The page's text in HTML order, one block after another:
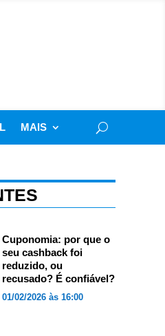
MAIS
Cuponomia: por que o
seu cashback foi
reduzido, ou
recusado? É confiável?
01/02/2026 às 16:00